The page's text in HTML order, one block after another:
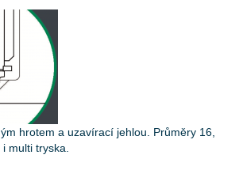
hrotem a uzavírací jehlou. Průměry 16,
multi tryska.